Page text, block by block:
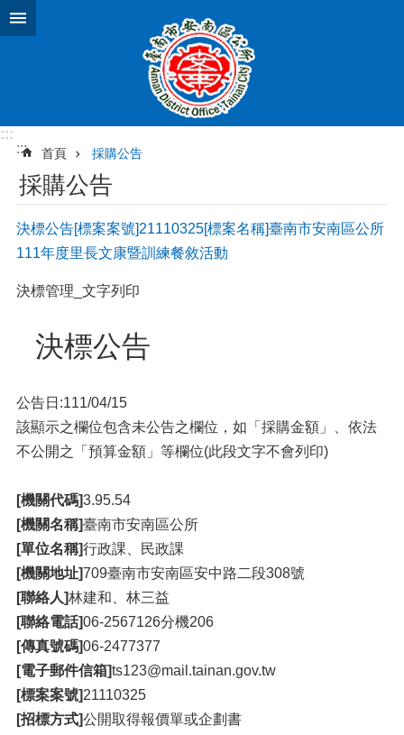
跳到主要內容區塊
:::
:::
首頁 採購公告
採購公告
決標公告[標案案號]21110325[標案名稱]臺南市安南區公所
111年度里長文康暨訓練餐敘活動
決標管理_文字列印
決標公告
公告日:111/04/15
該顯示之欄位包含未公告之欄位，如「採購金額」、依法
不公開之「預算金額」等欄位(此段文字不會列印)
[機關代碼]3.95.54
[機關名稱]臺南市安南區公所
[單位名稱]行政課、民政課
[機關地址]709臺南市安南區安中路二段308號
[聯絡人]林建和、林三益
[聯絡電話]06-2567126分機206
[傳真號碼]06-2477377
[電子郵件信箱]ts123@mail.tainan.gov.tw
[標案案號]21110325
[招標方式]公開取得報價單或企劃書